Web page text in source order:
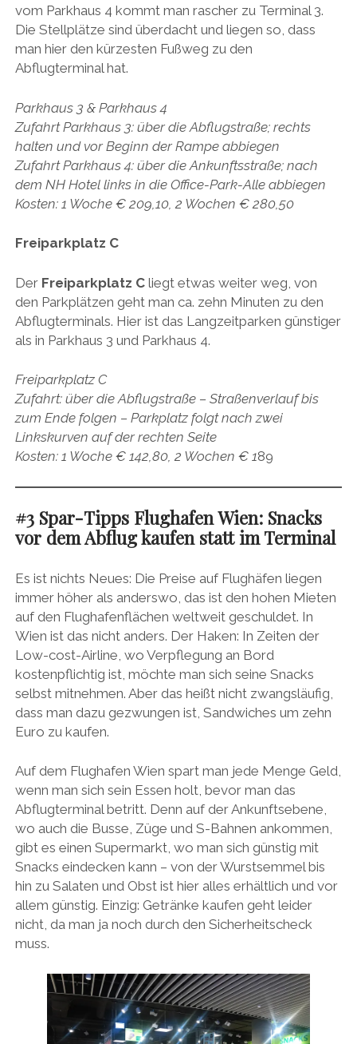
vom Parkhaus 4 kommt man rascher zu Terminal 3.
Die Stellplätze sind überdacht und liegen so, dass
man hier den kürzesten Fußweg zu den
Abflugterminal hat.
Parkhaus 3 & Parkhaus 4
Zufahrt Parkhaus 3: über die Abflugstraße; rechts
halten und vor Beginn der Rampe abbiegen
Zufahrt Parkhaus 4: über die Ankunftsstraße; nach
dem NH Hotel links in die Office-Park-Alle abbiegen
Kosten: 1 Woche € 209,10, 2 Wochen € 280,50
Freiparkplatz C
Der Freiparkplatz Cliegt etwas weiter weg, von
den Parkplätzen geht man ca. zehn Minuten zu den
Abflugterminals. Hier ist das Langzeitparken günstiger
als in Parkhaus 3 und Parkhaus 4.
Freiparkplatz C
Zufahrt: über die Abflugstraße – Straßenverlauf bis
zum Ende folgen – Parkplatz folgt nach zwei
Linkskurven auf der rechten Seite
Kosten: 1 Woche € 142,80, 2 Wochen € 189
#3 Spar-Tipps Flughafen Wien: Snacks
vor dem Abflug kaufen statt im Terminal
Es ist nichts Neues: Die Preise auf Flughäfen liegen
immer höher als anderswo, das ist den hohen Mieten
auf den Flughafenflächen weltweit geschuldet. In
Wien ist das nicht anders. Der Haken: In Zeiten der
Low-cost-Airline, wo Verpflegung an Bord
kostenpflichtig ist, möchte man sich seine Snacks
selbst mitnehmen. Aber das heißt nicht zwangsläufig,
dass man dazu gezwungen ist, Sandwiches um zehn
Euro zu kaufen.
Auf dem Flughafen Wien spart man jede Menge Geld,
wenn man sich sein Essen holt, bevor man das
Abflugterminal betritt. Denn auf der Ankunftsebene,
wo auch die Busse, Züge und S-Bahnen ankommen,
gibt es einen Supermarkt, wo man sich günstig mit
Snacks eindecken kann – von der Wurstsemmel bis
hin zu Salaten und Obst ist hier alles erhältlich und vor
allem günstig. Einzig: Getränke kaufen geht leider
nicht, da man ja noch durch den Sicherheitscheck
muss.